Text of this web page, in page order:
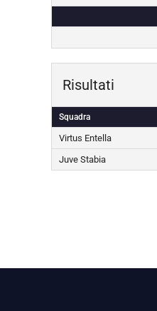
Risultati
Squadra
Virtus Entella
Juve Stabia